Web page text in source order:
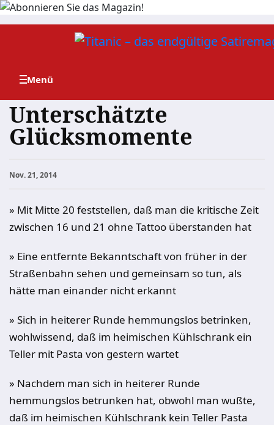
Zum
Unterschätzte
Glücksmomente
Nov. 21, 2014
» Mit Mitte 20 feststellen, daß man die kritische Zeit
zwischen 16 und 21 ohne Tattoo überstanden hat
» Eine entfernte Bekanntschaft von früher in der
Straßenbahn sehen und gemeinsam so tun, als
hätte man einander nicht erkannt
» Sich in heiterer Runde hemmungslos betrinken,
wohlwissend, daß im heimischen Kühlschrank ein
Teller mit Pasta von gestern wartet
» Nachdem man sich in heiterer Runde
hemmungslos betrunken hat, obwohl man wußte,
daß im heimischen Kühlschrank kein Teller Pasta